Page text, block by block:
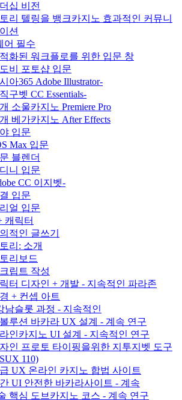
십 비전
리 텔링을 뱅크카지노 효과적인 커뮤니
션
어 필수
화된 워크플로를 위한 입문 창
비 포토샵 입문
아365 Adobe Illustrator-
구벳 CC Essentials-
소울카지노 Premiere Pro
베가카지노 After Effects
입문
Max 입문
블렌더
니 입문
CC 이지벳-
입문
얼 입문
캐릭터
적인 글쓰기
리: 소개
리보드
립트 작성
터 디자인 + 개발 - 지속적인 파라존
+ 컨셉 아트
남슬롯 과정 - 지속적인
루션 바카라 UX 설계 - 계속 연구
인카지노 UI 설계 - 지속적인 연구
인 프로토 타이핑을위한 지투지벳 도구
110)
UX 온라인 카지노 합법 사이트
UI 안전한 바카라사이트 - 계속
핵심 도브카지노 코스 - 계속 연구